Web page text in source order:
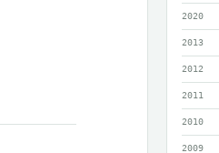
2020
2013
2012
2011
2010
2009